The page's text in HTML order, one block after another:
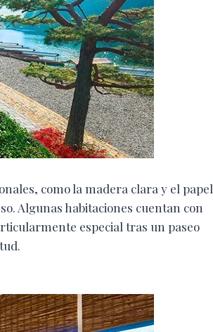
como la madera clara y el papel
Algunas habitaciones cuentan con
especial tras un paseo